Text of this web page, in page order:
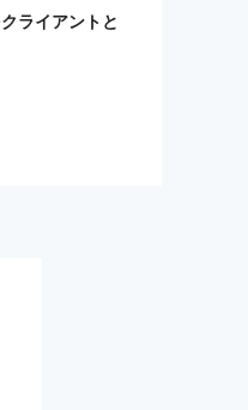
ライアントと